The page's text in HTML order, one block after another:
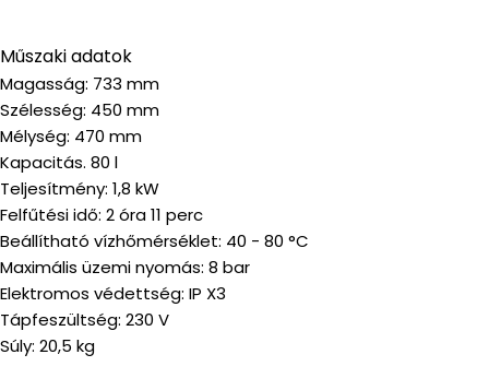
Műszaki adatok
Magasság: 733 mm
Szélesség: 450 mm
Mélység: 470 mm
Kapacitás. 80 l
Teljesítmény: 1,8 kW
Felfűtési idő: 2 óra 11 perc
Beállítható vízhőmérséklet: 40 - 80 °C
Maximális üzemi nyomás: 8 bar
Elektromos védettség: IP X3
Tápfeszültség: 230 V
Súly: 20,5 kg